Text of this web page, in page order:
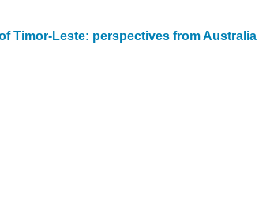
Timor-Leste: perspectives from Australia